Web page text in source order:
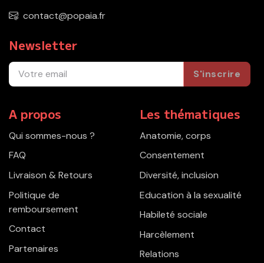
contact@popaia.fr
Newsletter
S'inscrire
A propos
Qui sommes-nous ?
FAQ
Livraison & Retours
Politique de
remboursement
Contact
Partenaires
Les thématiques
Anatomie, corps
Consentement
Diversité, inclusion
Education à la sexualité
Habileté sociale
Harcèlement
Relations